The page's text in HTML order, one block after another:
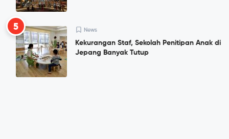
5 News
Kekurangan Staf, Sekolah Penitipan Anak di
Jepang Banyak Tutup